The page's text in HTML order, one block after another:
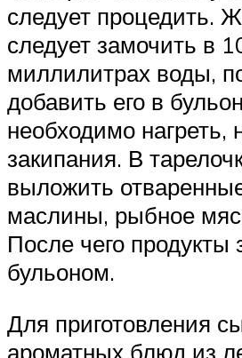
следует процедить.
следует замочить в
миллилитрах воды,
добавить его в
необходимо нагреть,
закипания. В
выложить
маслины, рыбное
После чего продукты
бульоном.
Для приготовления
ароматных блюд из